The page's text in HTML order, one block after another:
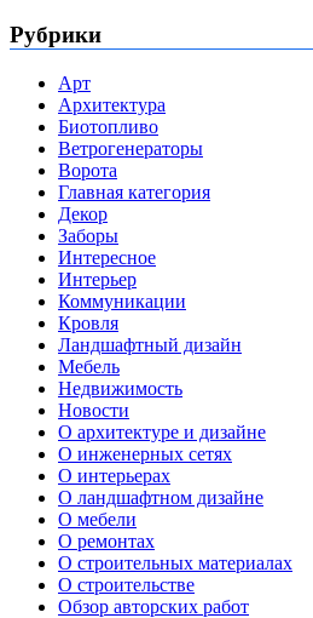
Рубрики
Арт
Архитектура
Биотопливо
Ветрогенераторы
Ворота
Главная категория
Декор
Заборы
Интересное
Интерьер
Коммуникации
Кровля
Ландшафтный дизайн
Мебель
Недвижимость
Новости
О архитектуре и дизайне
О инженерных сетях
О интерьерах
О ландшафтном дизайне
О мебели
О ремонтах
О строительных материалах
О строительстве
Обзор авторских работ